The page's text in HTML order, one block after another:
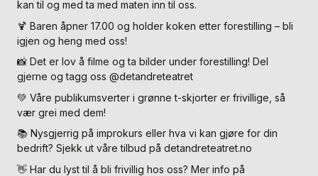
kan til og med ta med maten inn til oss.
🍹 Baren åpner 17.00 og holder koken etter forestilling – bli
igjen og heng med oss!
📸 Det er lov å filme og ta bilder under forestilling! Del
gjerne og tagg oss @detandreteatret
💚 Våre publikumsverter i grønne t-skjorter er frivillige, så
vær grei med dem!
📚 Nysgjerrig på improkurs eller hva vi kan gjøre for din
bedrift? Sjekk ut våre tilbud på detandreteatret.no
👋 Har du lyst til å bli frivillig hos oss? Mer info på